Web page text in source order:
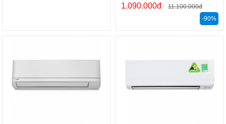
1.090.000đ
11.100.000đ
-90%